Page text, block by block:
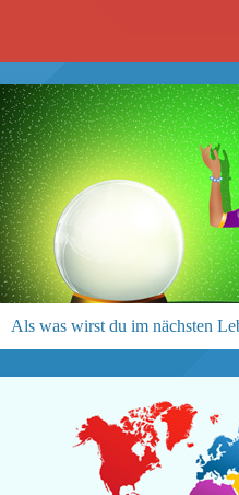
Als was wirst du im nächsten